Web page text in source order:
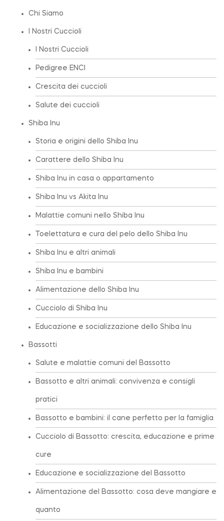
Chi Siamo
I Nostri Cuccioli
I Nostri Cuccioli
Pedigree ENCI
Crescita dei cuccioli
Salute dei cuccioli
Shiba Inu
Storia e origini dello Shiba Inu
Carattere dello Shiba Inu
Shiba Inu in casa o appartamento
Shiba Inu vs Akita Inu
Malattie comuni nello Shiba Inu
Toelettatura e cura del pelo dello Shiba Inu
Shiba Inu e altri animali
Shiba Inu e bambini
Alimentazione dello Shiba Inu
Cucciolo di Shiba Inu
Educazione e socializzazione dello Shiba Inu
Bassotti
Salute e malattie comuni del Bassotto
Bassotto e altri animali: convivenza e consigli
pratici
Bassotto e bambini: il cane perfetto per la famiglia
Cucciolo di Bassotto: crescita, educazione e prime
cure
Educazione e socializzazione del Bassotto
Alimentazione del Bassotto: cosa deve mangiare e
quanto